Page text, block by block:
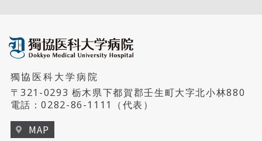
口腔外科
形成外科・美容外科
救急・集中治療科
総合がん診療センター
睡眠医療センター
ハートセンター
病床管理センター
病児保育室「にじいろキッズ」
獨協医科大学病院
〒321-0293 栃木県下都賀郡壬生町大字北小林880
電話：0282-86-1111 （代表）
MAP